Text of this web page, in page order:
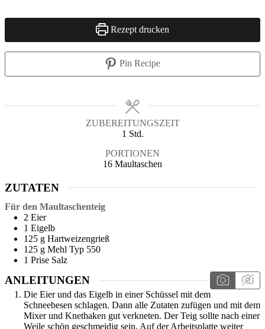
Rezept drucken
Pin Recipe
ZUBEREITUNGSZEIT
1 Std.
PORTIONEN
16 Maultaschen
ZUTATEN
Für den Maultaschenteig
2 Eier
1 Eigelb
125 g Hartweizengrieß
125 g Mehl Typ 550
1 Prise Salz
ANLEITUNGEN
Die Eier und das Eigelb in einer Schüssel mit dem
Schneebesen schlagen. Dann alle Zutaten zufügen und mit dem
Mixer und Knethaken gut verkneten. Der Teig sollte nach einer
Weile schön geschmeidig sein. Auf der Arbeitsplatte weiter